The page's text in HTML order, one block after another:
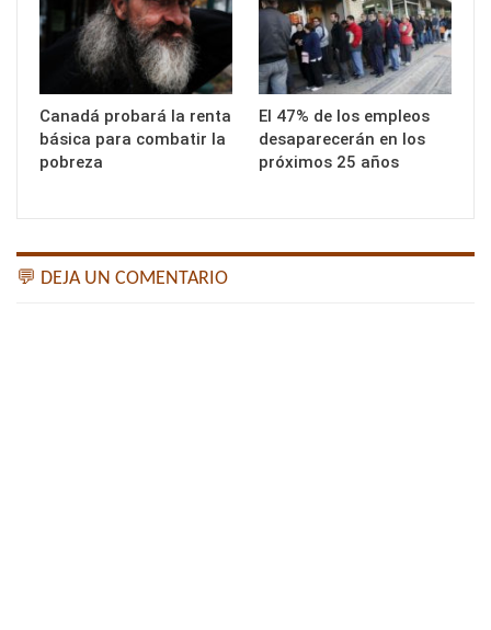
Canadá probará la renta
básica para combatir la
pobreza
El 47% de los empleos
desaparecerán en los
próximos 25 años
💬 DEJA UN COMENTARIO